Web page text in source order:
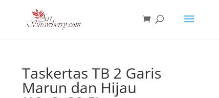
Taskertas TB 2 Garis
Marun dan Hijau